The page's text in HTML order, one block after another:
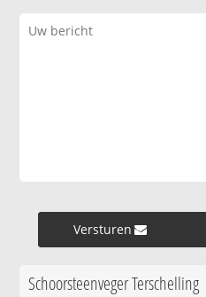
Versturen »
Schoorsteenveger Terschelling